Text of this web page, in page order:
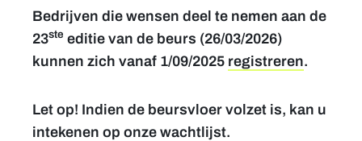
Bedrijven die wensen deel te nemen aan de
23ste editie van de beurs (26/03/2026)
kunnen zich vanaf 1/09/2025 registreren.
Let op! Indien de beursvloer volzet is, kan u
intekenen op onze wachtlijst.